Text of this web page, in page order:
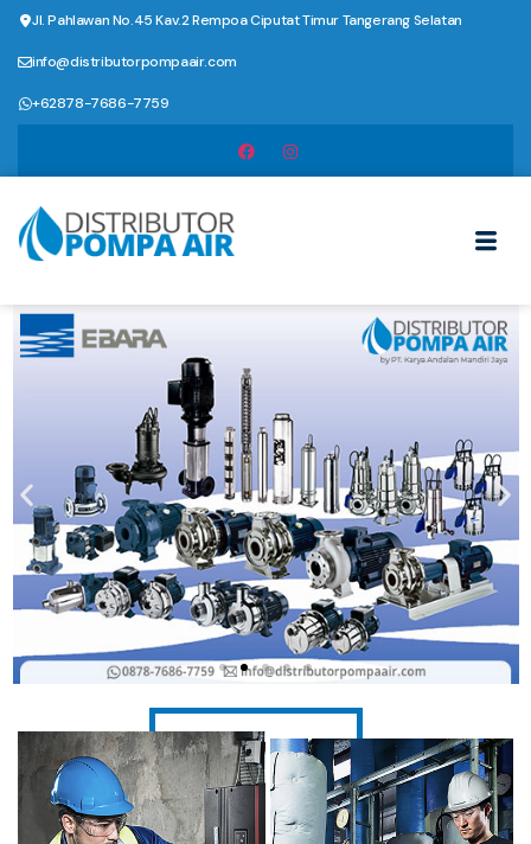
Jl. Pahlawan No.45 Kav.2 Rempoa Ciputat Timur Tangerang Selatan
info@distributorpompaair.com
+62878-7686-7759